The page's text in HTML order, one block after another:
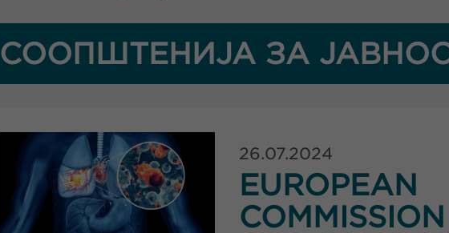
СООПШТЕНИЈА ЗА
26.07.2024
EUROPEAN